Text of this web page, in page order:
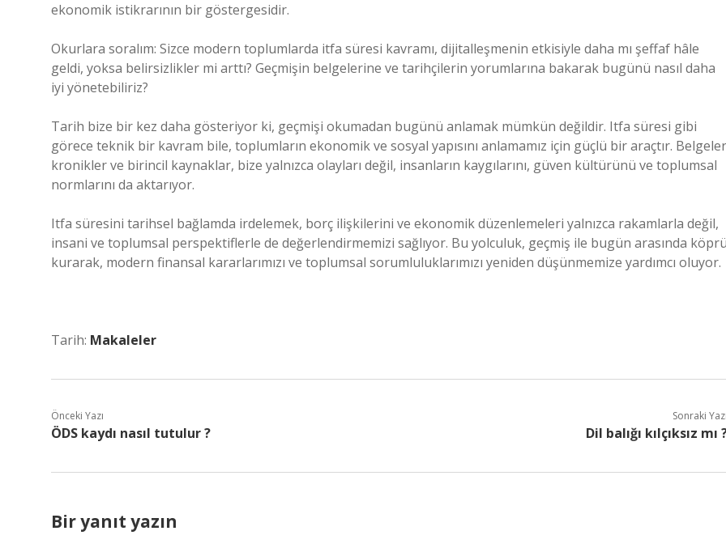
ekonomik istikrarının bir göstergesidir.
Okurlara soralım: Sizce modern toplumlarda itfa süresi kavramı, dijitalleşmenin etkisiyle daha mı şeffaf hâle
geldi, yoksa belirsizlikler mi arttı? Geçmişin belgelerine ve tarihçilerin yorumlarına bakarak bugünü nasıl daha
iyi yönetebiliriz?
Tarih bize bir kez daha gösteriyor ki, geçmişi okumadan bugünü anlamak mümkün değildir. Itfa süresi gibi
görece teknik bir kavram bile, toplumların ekonomik ve sosyal yapısını anlamamız için güçlü bir araçtır.
kronikler ve birincil kaynaklar, bize yalnızca olayları değil, insanların kaygılarını, güven kültürünü ve toplumsal
normlarını da aktarıyor.
Itfa süresini tarihsel bağlamda irdelemek, borç ilişkilerini ve ekonomik düzenlemeleri yalnızca rakamlarla değil,
insani ve toplumsal perspektiflerle de değerlendirmemizi sağlıyor. Bu yolculuk, geçmiş ile bugün arasında
kurarak, modern finansal kararlarımızı ve toplumsal sorumluluklarımızı yeniden düşünmemize yardımcı oluyor.
Tarih: Makaleler
Önceki Yazı
ÖDS kaydı nasıl tutulur ?
Sonraki
Dil balığı kılçıksız mı
Bir yanıt yazın